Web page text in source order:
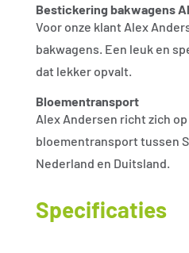
Bestickering bakwagens
Voor onze klant Alex
bakwagens. Een leuk en
dat lekker opvalt.
Bloementransport
Alex Andersen richt zich
bloementransport tussen
Nederland en Duitsland.
Specificaties